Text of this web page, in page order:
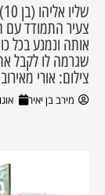
צעיר התמודד עם
אותה ונמנע בכל
שגרמה לו לקבל
צילום: אורי
מירב בן יאיר